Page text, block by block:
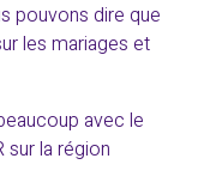
pouvons dire que
les mariages et
avec le
la région